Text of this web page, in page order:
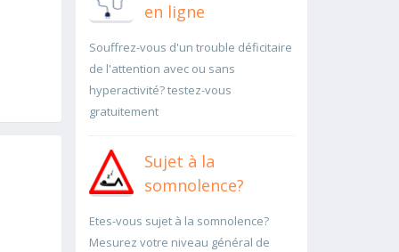
en ligne
Souffrez-vous d'un trouble déficitaire
de l'attention avec ou sans
hyperactivité? testez-vous
gratuitement
Sujet à la
somnolence?
Etes-vous sujet à la somnolence?
Mesurez votre niveau général de